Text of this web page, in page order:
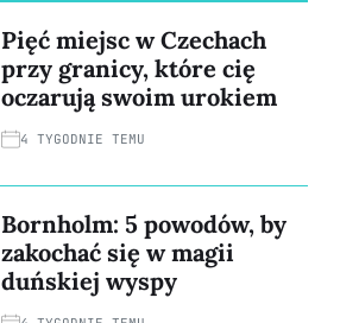
Pięć miejsc w Czechach
przy granicy, które cię
oczarują swoim urokiem
4 TYGODNIE TEMU
Bornholm: 5 powodów, by
zakochać się w magii
duńskiej wyspy